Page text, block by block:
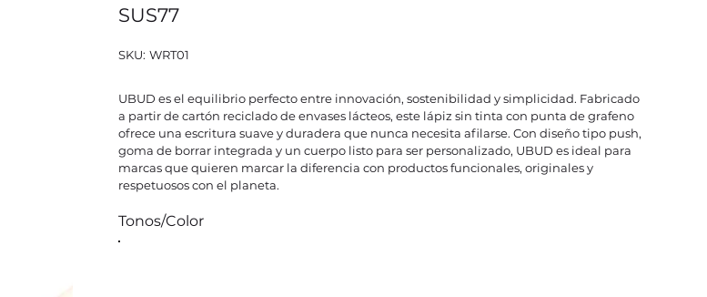
SUS77
SKU: SKU
WRT01
WRT01
UBUD es el equilibrio perfecto entre innovación, sostenibilidad y simplicidad. Fabricado
a partir de cartón reciclado de envases lácteos, este lápiz sin tinta con punta de grafeno
ofrece una escritura suave y duradera que nunca necesita afilarse. Con diseño tipo push,
goma de borrar integrada y un cuerpo listo para ser personalizado, UBUD es ideal para
marcas que quieren marcar la diferencia con productos funcionales, originales y
respetuosos con el planeta.
Tonos/Color